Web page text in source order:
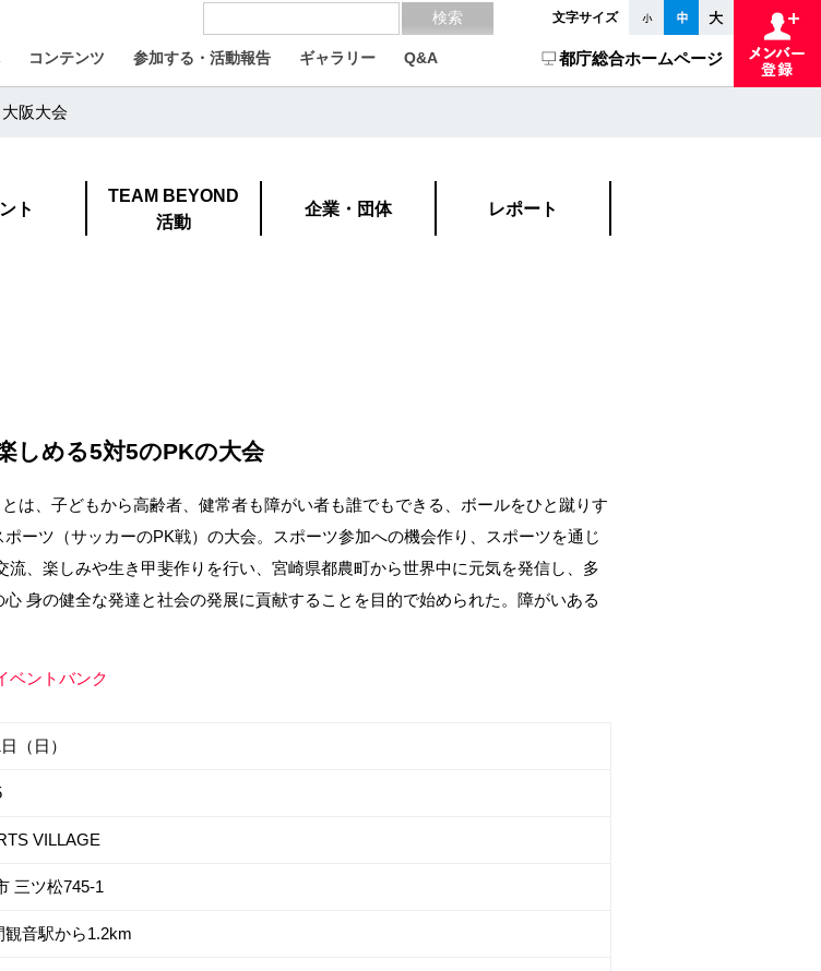
文字サイズ
コンテンツ 参加する・活動報告 ギャラリー Q&A 都庁総合ホームページ
阪大会
ト
TEAM BEYOND
活動
企業・団体 レポート
しめる5対5のPKの大会
とは、子どもから高齢者、健常者も障がい者も誰でもできる、ボールをひと蹴りす
ポーツ（サッカーのPK戦）の大会。スポーツ参加への機会作り、スポーツを通じ
流、楽しみや生き甲斐作りを行い、宮崎県都農町から世界中に元気を発信し、多
心 身の健全な発達と社会の発展に貢献することを目的で始められた。障がいある
ベントバンク
（日）
VILLAGE
三ツ松745-1
観音駅から1.2km